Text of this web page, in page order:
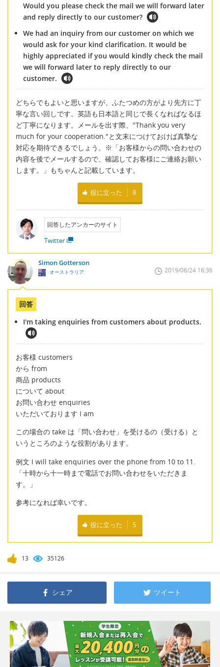
Would you please check the mail we will forward later
and reply directly to our customer?
We had an inquiry from our customer on which we
would ask for your kind clarification. It would be
highly appreciated if you would kindly check the mail
we will forward later to reply directly to our
customer.
どちらでもよいと思いますが、ふたつめの方がより先方に丁
寧な言い回しです。英語も日本語と同じで長くなればなるほ
ど丁寧になります。メールを出す際、"Thank you very
much for your cooperation."と文末につけておけば真摯な
対応を期待できるでしょう。※「お客様からの問い合わせの
内容を後でメールするので、確認してお客様にご連絡お願い
します。」もちゃんと記載しています。
役に立った 8
回答したアンカーのサイト
Twitter
Simon Gotterson
オーストラリア 2019/06/24 16:36
回答
I'm taking enquiries from customers about products.
お客様 customers
から from
商品 products
について about
お問い合わせ enquiries
いただいております I am
この場合の take は「問い合わせ」を受けるの（受ける）と
いうところのような役割があります。
例文 I will take enquiries over the phone from 10 to 11.
「十時から十一時まで電話でお問い合わせをいただきま
す。」
参考になれば幸いです。
役に立った 5
13 35126
シェア ツイート